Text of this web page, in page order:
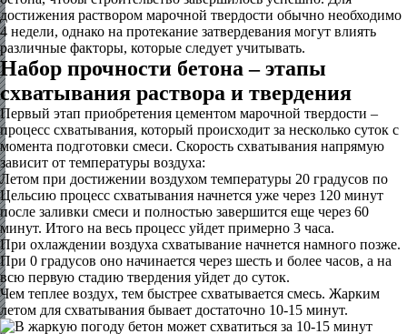
достижения раствором марочной твердости обычно необходимо
4 недели, однако на протекание затвердевания могут влиять
различные факторы, которые следует учитывать.
Набор прочности бетона – этапы
схватывания раствора и твердения
Первый этап приобретения цементом марочной твердости –
процесс схватывания, который происходит за несколько суток с
момента подготовки смеси. Скорость схватывания напрямую
зависит от температуры воздуха:
Летом при достижении воздухом температуры 20 градусов по
Цельсию процесс схватывания начнется уже через 120 минут
после заливки смеси и полностью завершится еще через 60
минут. Итого на весь процесс уйдет примерно 3 часа.
При охлаждении воздуха схватывание начнется намного позже.
При 0 градусов оно начинается через шесть и более часов, а на
всю первую стадию твердения уйдет до суток.
Чем теплее воздух, тем быстрее схватывается смесь. Жарким
летом для схватывания бывает достаточно 10-15 минут.